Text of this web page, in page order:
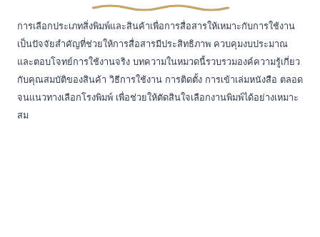
การเลือกประเภทสิ่งพิมพ์และสินค้าเพื่อการสื่อสารให้เหมาะกับการใช้งาน
เป็นปัจจัยสำคัญที่ช่วยให้การสื่อสารมีประสิทธิภาพ ควบคุมงบประมาณ
และตอบโจทย์การใช้งานจริง บทความในหมวดนี้รวบรวมองค์ความรู้เกี่ยว
กับคุณสมบัติของสินค้า วิธีการใช้งาน การติดตั้ง การเข้าเล่มหนังสือ ตลอด
จนแนวทางเลือกโรงพิมพ์ เพื่อช่วยให้ตัดสินใจเลือกงานพิมพ์ได้อย่างเหมาะ
สม